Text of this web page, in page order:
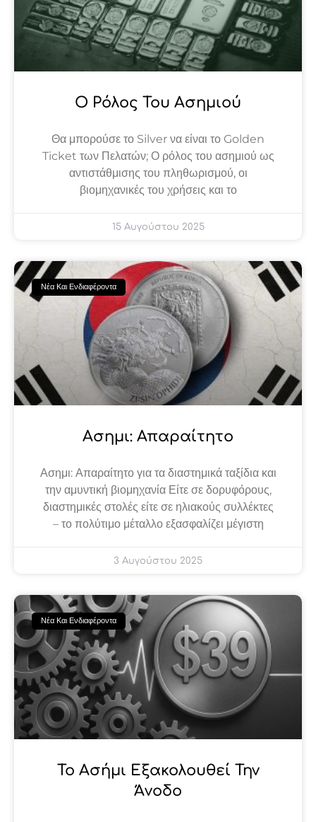
Ο Ρόλος Του Ασημιού
Θα μπορούσε το Silver να είναι το Golden
Ticket των Πελατών; Ο ρόλος του ασημιού ως
αντιστάθμισης του πληθωρισμού, οι
βιομηχανικές του χρήσεις και το
15 Αυγούστου 2025
Νέα Και Ενδιαφέροντα
Ασημι: Απαραίτητο
Ασημι: Απαραίτητο για τα διαστημικά ταξίδια και
την αμυντική βιομηχανία Είτε σε δορυφόρους,
διαστημικές στολές είτε σε ηλιακούς συλλέκτες
– το πολύτιμο μέταλλο εξασφαλίζει μέγιστη
3 Αυγούστου 2025
Νέα Και Ενδιαφέροντα
Το Ασήμι Εξακολουθεί Την
Άνοδο